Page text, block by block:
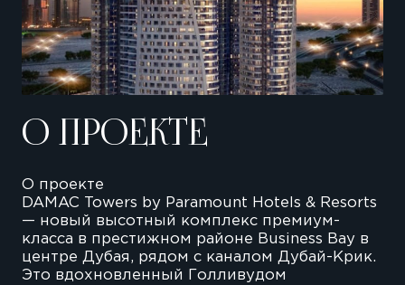
О ПРОЕКТЕ
О проекте
DAMAC Towers by Paramount Hotels & Resorts
— новый высотный комплекс премиум-
класса в престижном районе Business Bay в
центре Дубая, рядом с каналом Дубай-Крик.
Это вдохновленный Голливудом